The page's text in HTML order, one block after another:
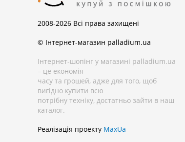
2008-2026 Всі права захищені
© Інтернет-магазин palladium.ua
Інтернет-шопінг у магазині palladium.ua
– це економія
часу та грошей, адже для того, щоб
вигідно купити всю
потрібну техніку, достатньо зайти в наш
каталог.
Реалізація проекту MaxUa